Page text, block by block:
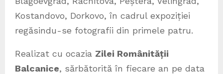
Kostandovo, Dorkovo, în cadrul expoziției
regăsindu-se fotografii din primele patru.
Realizat cu ocazia Zilei Românității
Balcanice, sărbătorită în fiecare an pe data